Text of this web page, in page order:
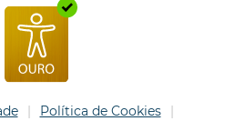
Política de Cookies